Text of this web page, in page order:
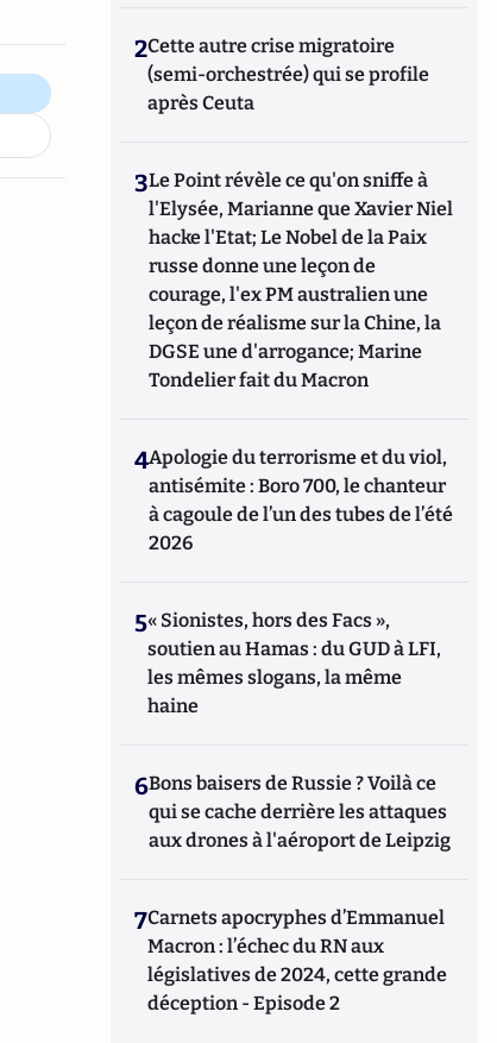
2Cette autre crise migratoire
(semi-orchestrée) qui se profile
après Ceuta
3Le Point révèle ce qu'on sniffe à
l'Elysée, Marianne que Xavier Niel
hacke l'Etat; Le Nobel de la Paix
russe donne une leçon de
courage, l'ex PM australien une
leçon de réalisme sur la Chine, la
DGSE une d'arrogance; Marine
Tondelier fait du Macron
4Apologie du terrorisme et du viol,
antisémite : Boro 700, le chanteur
à cagoule de l’un des tubes de l’été
2026
5« Sionistes, hors des Facs »,
soutien au Hamas : du GUD à LFI,
les mêmes slogans, la même
haine
6Bons baisers de Russie ? Voilà ce
qui se cache derrière les attaques
aux drones à l'aéroport de Leipzig
7Carnets apocryphes d’Emmanuel
Macron : l’échec du RN aux
législatives de 2024, cette grande
déception - Episode 2